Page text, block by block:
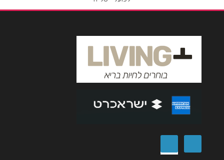
אנא חזרו אלי בקשר ל...